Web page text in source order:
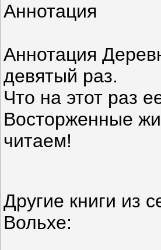
Аннотация
Аннотация
девятый раз.
Что на этот раз
Восторженные
читаем!
Другие книги из
Вольхе: